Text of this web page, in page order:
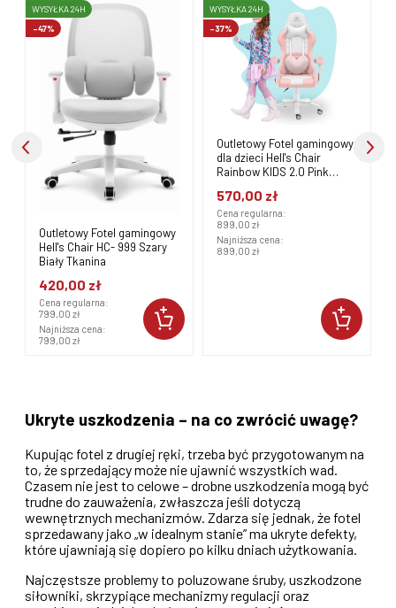
Outletowy Fotel gamingowy
dla dzieci Hell's Chair
Rainbow KIDS 2.0 Pink
White Biały Różowy
570,00 zł
Najniższa cena:
899,00 zł
-37%
WYSYŁKA 24H
Outletowy Fotel gamingowy
dla dzieci Hell's Chair HC-
1000 Kids Pink Różowy
499,00 zł
Cena regularna:
799,00 zł
Najniższa cena:
590,00 zł
-38%
WYSYŁKA 24H
Ukryte uszkodzenia – na co zwrócić uwagę?
Kupując fotel z drugiej ręki, trzeba być przygotowanym na
to, że sprzedający może nie ujawnić wszystkich wad.
Czasem nie jest to celowe – drobne uszkodzenia mogą być
trudne do zauważenia, zwłaszcza jeśli dotyczą
wewnętrznych mechanizmów. Zdarza się jednak, że fotel
sprzedawany jako „w idealnym stanie” ma ukryte defekty,
które ujawniają się dopiero po kilku dniach użytkowania.
Najczęstsze problemy to poluzowane śruby, uszkodzone
siłowniki, skrzypiące mechanizmy regulacji oraz